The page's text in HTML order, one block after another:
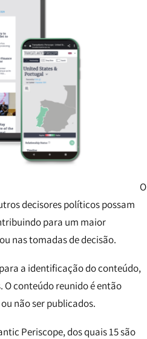
O
decisores políticos possam
para um maior
nas tomadas de decisão.
a identificação do conteúdo,
conteúdo reunido é então
não ser publicados.
Periscope, dos quais 15 são